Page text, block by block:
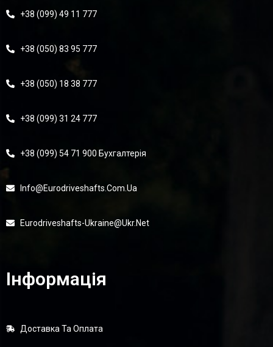
+38 (099) 49 11 777
+38 (050) 83 95 777
+38 (050) 18 38 777
+38 (099) 31 24 777
+38 (099) 54 71 900 Бухгалтерія
Info@eurodriveshafts.com.ua
Eurodriveshafts-Ukraine@ukr.net
Інформація
Доставка Та Оплата